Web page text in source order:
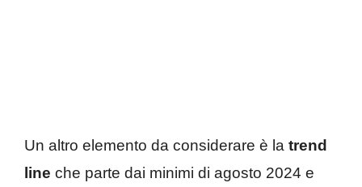
Un altro elemento da considerare è la trend
line che parte dai minimi di agosto 2024 e